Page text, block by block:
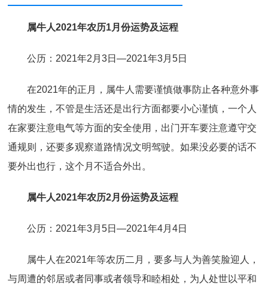
属牛人2021年农历1月份运势及运程
公历：2021年2月3日—2021年3月5日
在2021年的正月，属牛人需要谨慎做事防止各种意外事
情的发生，不管是生活还是出行方面都要小心谨慎，一个人
在家要注意电气等方面的安全使用，出门开车要注意遵守交
通规则，还要多观察道路情况文明驾驶。如果没必要的话不
要外出也行，这个月不适合外出。
属牛人2021年农历2月份运势及运程
公历：2021年3月5日—2021年4月4日
属牛人在2021年等农历二月，要多与人为善笑脸迎人，
与周遭的邻居或者同事或者领导和睦相处，为人处世以平和